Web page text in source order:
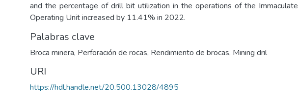
and the percentage of drill bit utilization in the operations of the Immaculate
Operating Unit increased by 11.41% in 2022.
Palabras clave
Broca minera, Perforación de rocas, Rendimiento de brocas, Mining dril
URI
https://hdl.handle.net/20.500.13028/4895